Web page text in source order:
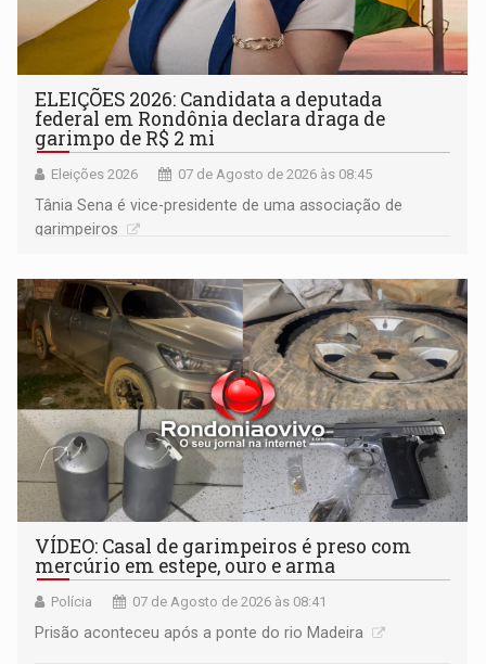
ELEIÇÕES 2026: Candidata a deputada
federal em Rondônia declara draga de
garimpo de R$ 2 mi
Eleições 2026 07 de Agosto de 2026 às 08:45
Tânia Sena é vice-presidente de uma associação de
garimpeiros
VÍDEO: Casal de garimpeiros é preso com
mercúrio em estepe, ouro e arma
Polícia 07 de Agosto de 2026 às 08:41
Prisão aconteceu após a ponte do rio Madeira